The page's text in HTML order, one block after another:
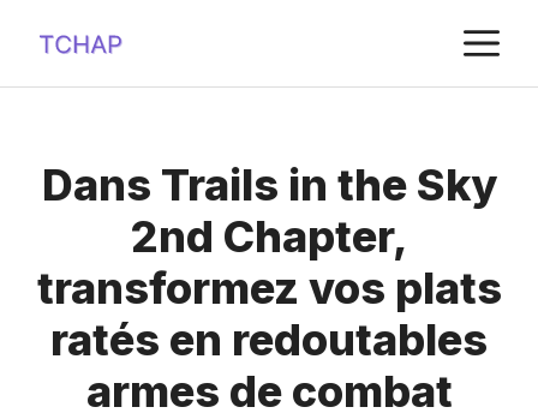
contenu
Dans Trails in the Sky
2nd Chapter,
transformez vos plats
ratés en redoutables
armes de combat